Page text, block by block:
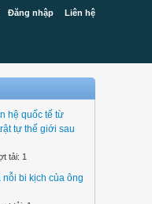
Đăng nhập Liên hệ
hệ quốc tế từ
tự thế giới sau
tải: 1
nỗi bi kịch của ông